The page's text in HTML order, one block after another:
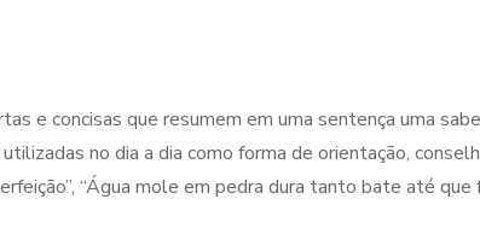
e concisas que resumem em uma sentença uma
no dia a dia como forma de orientação,
“Água mole em pedra dura tanto bate até que